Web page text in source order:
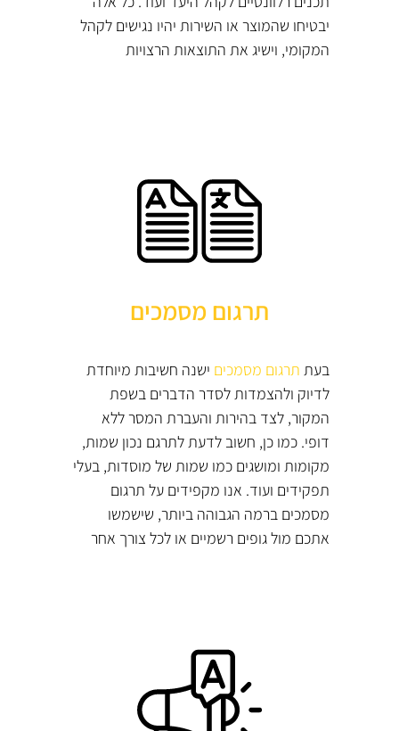
יבטיחו שהמוצר או השירות יהיו נגישים לקהל
המקומי, וישיג את התוצאות הרצויות
תרגום מסמכים
בעת תרגום מסמכים ישנה חשיבות מיוחדת
לדיוק ולהצמדות לסדר הדברים בשפת
המקור, לצד בהירות והעברת המסר ללא
דופי. כמו כן, חשוב לדעת לתרגם נכון שמות,
מקומות ומושגים כמו שמות של מוסדות, בעלי
תפקידים ועוד. אנו מקפידים על תרגום
מסמכים ברמה הגבוהה ביותר, שישמשו
אתכם מול גופים רשמיים או לכל צורך אחר